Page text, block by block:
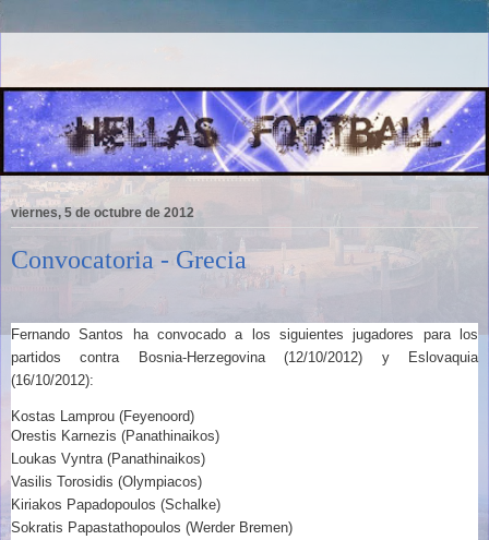
viernes, 5 de octubre de 2012
Convocatoria - Grecia
Fernando Santos ha convocado a los siguientes jugadores para los
partidos contra Bosnia-Herzegovina(12/10/2012) y Eslovaquia
(16/10/2012):
Kostas Lamprou (Feyenoord)
Orestis Karnezis (Panathinaikos)
Loukas Vyntra (Panathinaikos)
Vasilis Torosidis (Olympiacos)
Kiriakos Papadopoulos (Schalke)
Sokratis Papastathopoulos (Werder Bremen)